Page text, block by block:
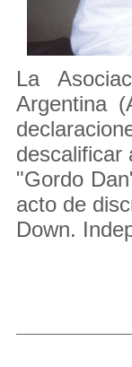
La
Argentina
descalificar
"Gordo
acto de
Down.